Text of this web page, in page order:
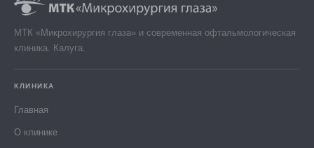
МТК «Микрохирургия глаза» и современная офтальмологическая
клиника. Калуга.
КЛИНИКА
Главная
О клинике